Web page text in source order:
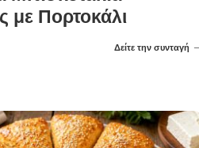
με Πορτοκάλι
Δείτε την συνταγή